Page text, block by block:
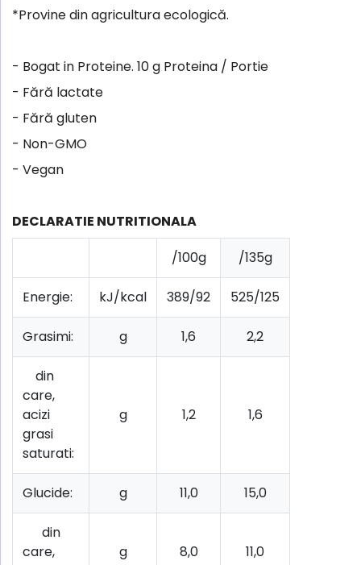
*Provine din agricultura ecologică.
- Bogat in Proteine. 10 g Proteina / Portie
- Fără lactate
- Fără gluten
- Non-GMO
- Vegan
DECLARATIE NUTRITIONALA
/100g
/135g
Energie: kJ/kcal 389/92 525/125
Grasimi: g 1,6 2,2
din
care,
acizi
grasi
saturati:
g 1,2 1,6
Glucide: g 11,0 15,0
din
care,
g 8,0 11,0